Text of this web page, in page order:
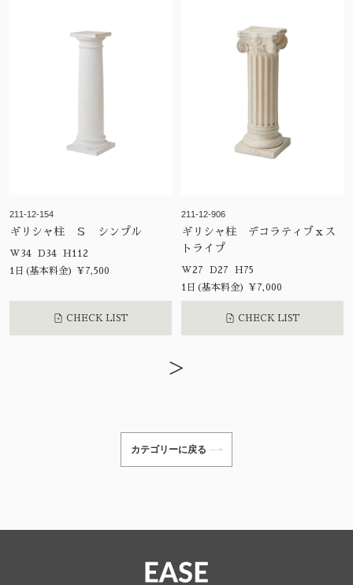
211-12-154
ギリシャ柱 Ｓ シンプル
W34 D34 H112
1日(基本料金) ¥7,500
CHECK LIST
211-12-906
ギリシャ柱 デコラティブｘス
トライプ
W27 D27 H75
1日(基本料金) ¥7,000
CHECK LIST
>
カテゴリーに戻る